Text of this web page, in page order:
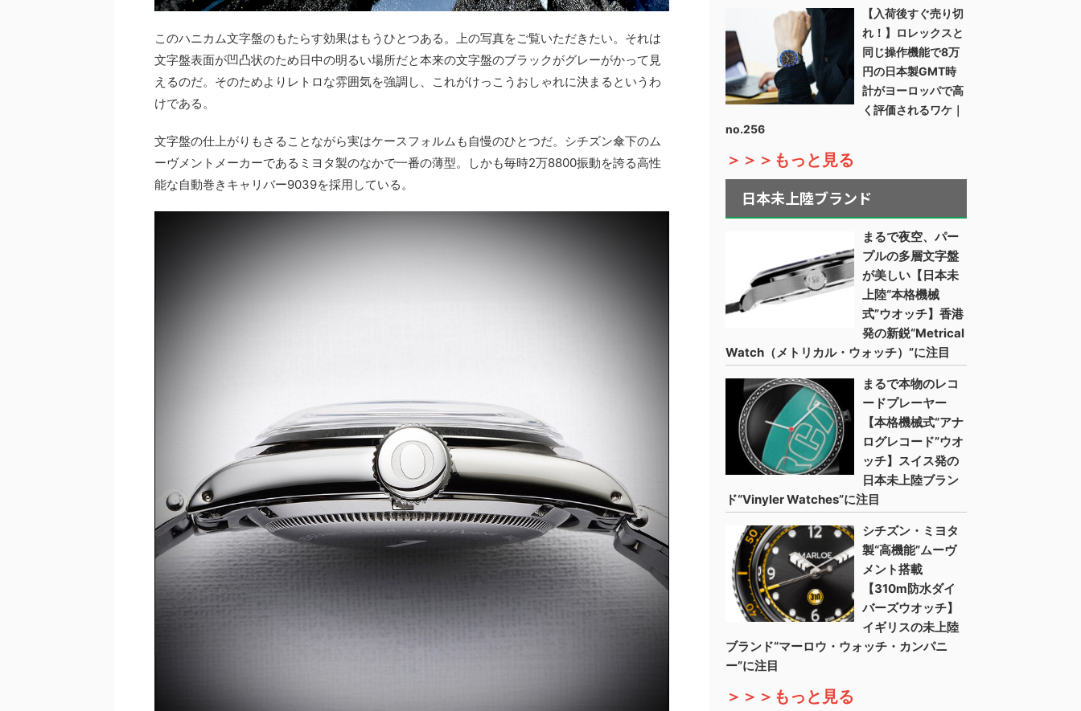
このハニカム文字盤のもたらす効果はもうひとつある。上の写真をご覧いただきたい。それは
文字盤表面が凹凸状のため日中の明るい場所だと本来の文字盤のブラックがグレーがかって見
えるのだ。そのためよりレトロな雰囲気を強調し、これがけっこうおしゃれに決まるというわ
けである。
文字盤の仕上がりもさることながら実はケースフォルムも自慢のひとつだ。シチズン傘下のム
ーヴメントメーカーであるミヨタ製のなかで一番の薄型。しかも毎時2万8800振動を誇る高性
能な自動巻きキャリバー9039を採用している。
【入荷後すぐ売り切
れ！】ロレックスと
同じ操作機能で8万
円の日本製GMT時
計がヨーロッパで高
く評価されるワケ｜
no.256
＞＞＞もっと見る
日本未上陸ブランド
まるで夜空、パー
プルの多層文字盤
が美しい【日本未
上陸“本格機械
式”ウオッチ】香港
発の新鋭“Metrical
Watch（メトリカル・ウォッチ）”に注目
まるで本物のレコ
ードプレーヤー
【本格機械式“アナ
ログレコード”ウオ
ッチ】スイス発の
日本未上陸ブラン
ド“Vinyler Watches”に注目
シチズン・ミヨタ
製“高機能”ムーヴ
メント搭載
【310m防水ダイ
バーズウオッチ】
イギリスの未上陸
ブランド“マーロウ・ウォッチ・カンパニ
ー”に注目
＞＞＞もっと見る